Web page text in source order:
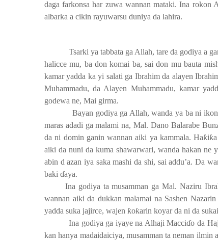
daga farkonsa har zuwa wannan mataki. Ina rokon
albarka a cikin rayuwarsu duniya da lahira.
Tsarki ya tabbata ga Allah, tare da godiya a
halicce mu, ba don komai ba, sai don mu bauta
kamar yadda ka yi salati ga Ibrahim da alayen
Muhammadu, da Alayen Muhammadu, kamar
godewa ne, Mai girma.
Bayan godiya ga Allah, wanda ya ba ni
maras adadi ga malami na, Mal. Dano Balarabe
da ni domin ganin wannan aiki ya kammala. Haƙiƙ
aiki da nuni da kuma shawarwari, wanda hakan ne
abin d azan iya saka mashi da shi, sai addu’a. Da
baki ɗaya.
Ina godiya ta musamman ga Mal. Naziru
wannan aiki da dukkan malamai na Sashen
yadda suka jajirce, wajen ƙoƙarin koyar da ni da
Ina godiya ga iyaye na Alhaji Macciɗo da
kan hanya madaidaiciya, musamman ta neman